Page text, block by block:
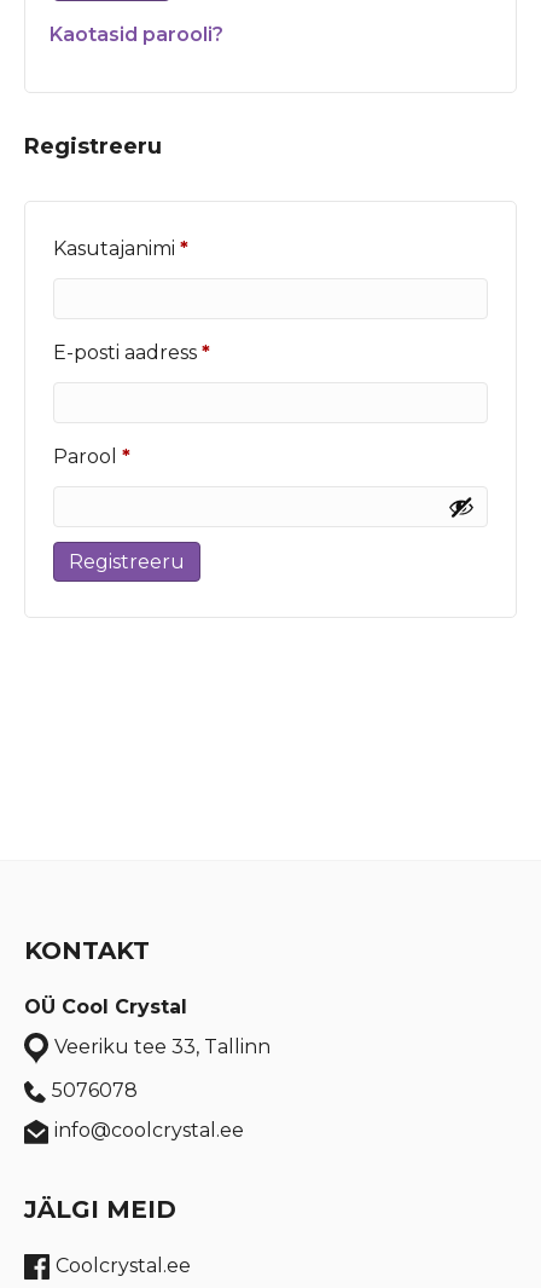
Kaotasid parooli?
Registreeru
Kasutajanimi *Nõutud
E-posti aadress *Nõutud
Parool *Nõutud
Registreeru
KONTAKT
OÜ Cool Crystal
Veeriku tee 33, Tallinn
5076078
info@coolcrystal.ee
JÄLGI MEID
Coolcrystal.ee